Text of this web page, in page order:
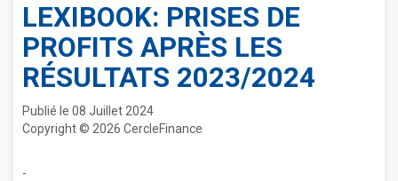
LEXIBOOK: PRISES DE
PROFITS APRÈS LES
RÉSULTATS 2023/2024
Publié le 08 Juillet 2024
Copyright © 2026 CercleFinance
-